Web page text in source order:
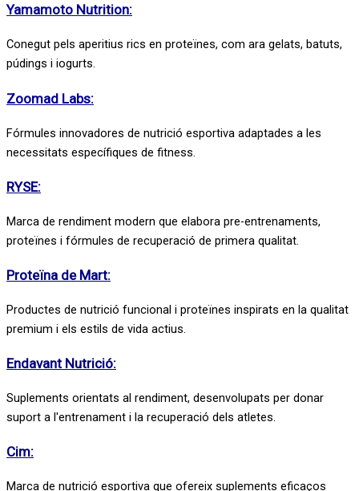
Yamamoto Nutrition:
Conegut pels aperitius rics en proteïnes, com ara gelats, batuts,
púdings i iogurts.
Zoomad Labs:
Fórmules innovadores de nutrició esportiva adaptades a les
necessitats específiques de fitness.
RYSE:
Marca de rendiment modern que elabora pre-entrenaments,
proteïnes i fórmules de recuperació de primera qualitat.
Proteïna de Mart:
Productes de nutrició funcional i proteïnes inspirats en la qualitat
premium i els estils de vida actius.
Endavant Nutrició:
Suplements orientats al rendiment, desenvolupats per donar
suport a l'entrenament i la recuperació dels atletes.
Cim:
Marca de nutrició esportiva que ofereix suplements eficaços